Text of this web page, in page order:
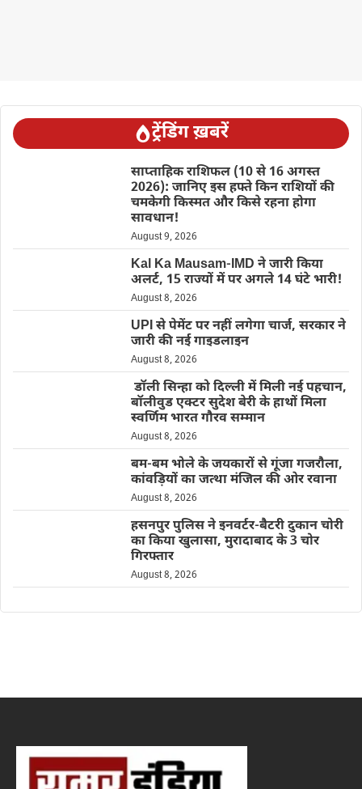
ट्रेंडिंग ख़बरें
साप्ताहिक राशिफल (10 से 16 अगस्त
2026): जानिए इस हफ्ते किन राशियों की
चमकेगी किस्मत और किसे रहना होगा
सावधान!
August 9, 2026
Kal Ka Mausam-IMD ने जारी किया
अलर्ट, 15 राज्यों में पर अगले 14 घंटे भारी!
August 8, 2026
UPI से पेमेंट पर नहीं लगेगा चार्ज, सरकार ने
जारी की नई गाइडलाइन
August 8, 2026
डॉली सिन्हा को दिल्ली में मिली नई पहचान,
बॉलीवुड एक्टर सुदेश बेरी के हाथों मिला
स्वर्णिम भारत गौरव सम्मान
August 8, 2026
बम-बम भोले के जयकारों से गूंजा गजरौला,
कांवड़ियों का जत्था मंजिल की ओर रवाना
August 8, 2026
हसनपुर पुलिस ने इनवर्टर-बैटरी दुकान चोरी
का किया खुलासा, मुरादाबाद के 3 चोर
गिरफ्तार
August 8, 2026